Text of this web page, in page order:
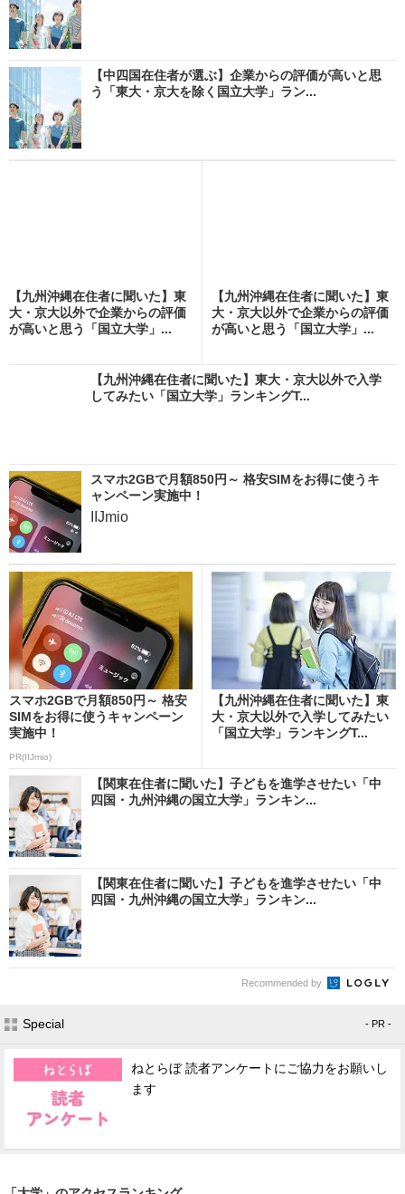
【中四国在住者が選ぶ】企業からの評価が高いと思
う「東大・京大を除く国立大学」ラン...
【九州沖縄在住者に聞いた】東
大・京大以外で企業からの評価
が高いと思う「国立大学」...
【九州沖縄在住者に聞いた】東
大・京大以外で企業からの評価
が高いと思う「国立大学」...
【九州沖縄在住者に聞いた】東大・京大以外で入学
してみたい「国立大学」ランキングT...
スマホ2GBで月額850円～ 格安SIMをお得に使うキ
ャンペーン実施中！
IIJmio
スマホ2GBで月額850円～ 格安
SIMをお得に使うキャンペーン
実施中！
PR(IIJmio)
【九州沖縄在住者に聞いた】東
大・京大以外で入学してみたい
「国立大学」ランキングT...
【関東在住者に聞いた】子どもを進学させたい「中
四国・九州沖縄の国立大学」ランキン...
【関東在住者に聞いた】子どもを進学させたい「中
四国・九州沖縄の国立大学」ランキン...
Recommended by
Special - PR -
ねとらぼ 読者アンケートにご協力をお願いし
ます